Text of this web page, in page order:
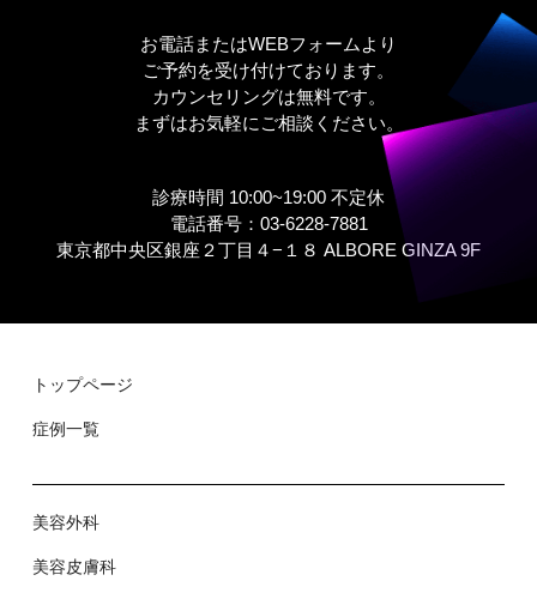
お電話またはWEBフォームより
ご予約を受け付けております。
カウンセリングは無料です。
まずはお気軽にご相談ください。
診療時間 10:00~19:00 不定休
電話番号：03-6228-7881
東京都中央区銀座２丁⽬４−１８ ALBORE GINZA 9F
トップページ
症例⼀覧
美容外科
美容⽪膚科